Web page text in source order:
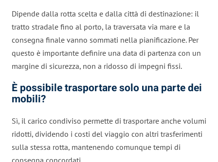
Dipende dalla rotta scelta e dalla città di destinazione: il
tratto stradale fino al porto, la traversata via mare e la
consegna finale vanno sommati nella pianificazione. Per
questo è importante definire una data di partenza con un
margine di sicurezza, non a ridosso di impegni fissi.
È possibile trasportare solo una parte dei
mobili?
Sì, il carico condiviso permette di trasportare anche volumi
ridotti, dividendo i costi del viaggio con altri trasferimenti
sulla stessa rotta, mantenendo comunque tempi di
consegna concordati.